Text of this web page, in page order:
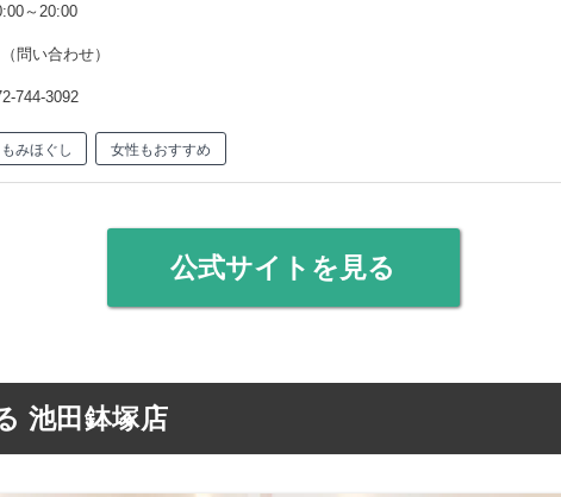
～20:00
（問い合わせ）
744-3092
もみほぐし 女性もおすすめ
公式サイトを見る
池田鉢塚店